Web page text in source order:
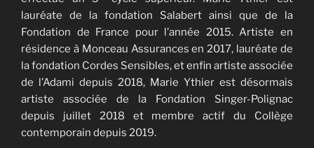
lauréate de la fondation Salabert ainsi que de la
Fondation de France pour l’année 2015. Artiste en
résidence à Monceau Assurances en 2017, lauréate de
la fondation Cordes Sensibles, et enfin artiste associée
de l’Adami depuis 2018, Marie Ythier est désormais
artiste associée de la Fondation Singer-Polignac
depuis juillet 2018 et membre actif du Collège
contemporain depuis 2019.